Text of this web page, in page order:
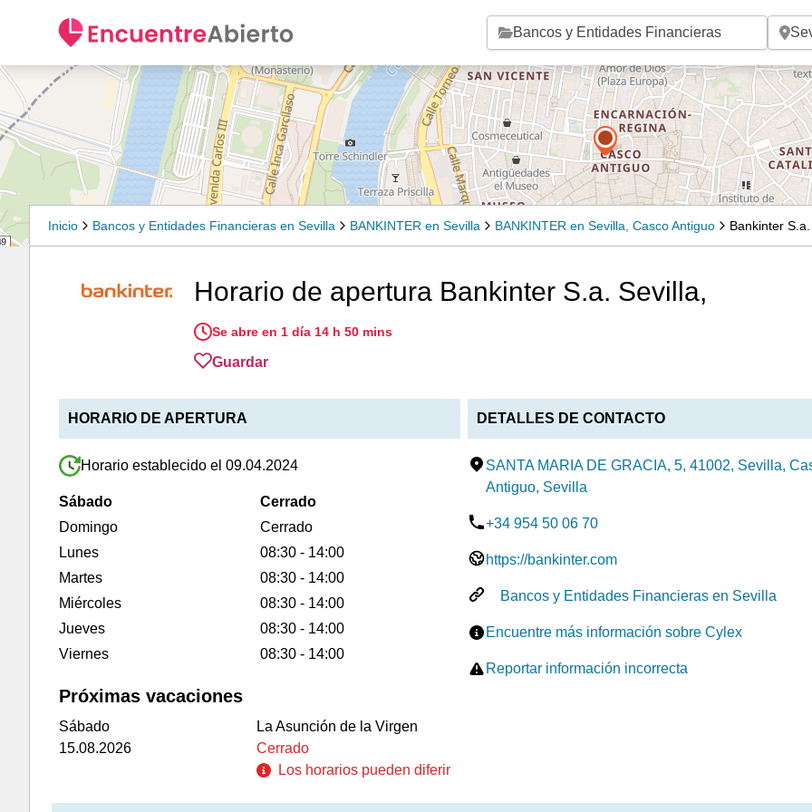
Inicio Bancos y Entidades Financieras en Sevilla BANKINTER en Sevilla BANKINTER en Sevilla, Casco Antiguo Bankinter
Horario de apertura Bankinter S.a. Sevilla,
Se abre en 1 día 14 h 50 mins
Guardar
HORARIO DE APERTURA
Horario establecido el 09.04.2024
Sábado
Cerrado
Domingo
Cerrado
Lunes
08:30 - 14:00
Martes
08:30 - 14:00
Miércoles
08:30 - 14:00
Jueves
08:30 - 14:00
Viernes
08:30 - 14:00
Próximas vacaciones
Sábado
La Asunción de la Virgen
15.08.2026
Cerrado
Los horarios pueden diferir
DETALLES DE CONTACTO
SANTA MARIA DE GRACIA, 5, 41002, Sevilla,
Antiguo, Sevilla
+34 954 50 06 70
https://bankinter.com
Bancos y Entidades Financieras en Sevilla
Encuentre más información sobre Cylex
Reportar información incorrecta